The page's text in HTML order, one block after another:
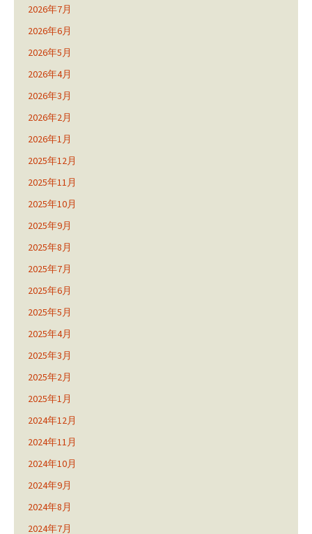
2026年7月
2026年6月
2026年5月
2026年4月
2026年3月
2026年2月
2026年1月
2025年12月
2025年11月
2025年10月
2025年9月
2025年8月
2025年7月
2025年6月
2025年5月
2025年4月
2025年3月
2025年2月
2025年1月
2024年12月
2024年11月
2024年10月
2024年9月
2024年8月
2024年7月